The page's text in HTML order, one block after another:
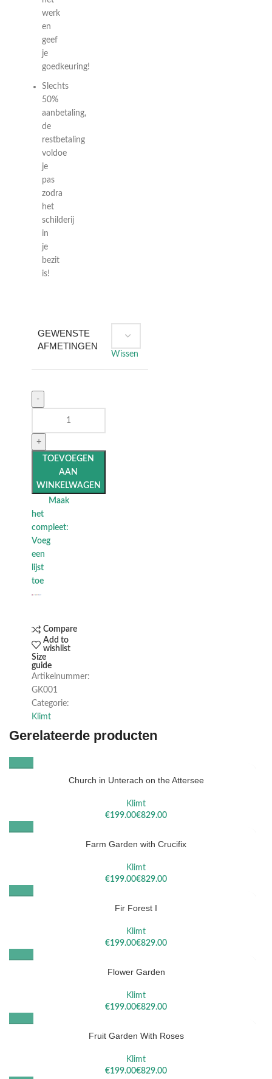
werk
en
geef
je
goedkeuring!
Slechts
50%
aanbetaling,
de
restbetaling
voldoe
je
pas
zodra
het
schilderij
in
je
bezit
is!
GEWENSTE
AFMETINGEN
Wissen
TOEVOEGEN
AAN
WINKELWAGEN
Maak
het
compleet:
Voeg
een
lijst
toe
Compare
Add to
wishlist
Size
guide
Artikelnummer:
GK001
Categorie:
Klimt
Gerelateerde producten
Church in Unterach on the Attersee
Klimt
€
€
Farm Garden with Crucifix
Klimt
€
€
Fir Forest I
Klimt
€
€
Flower Garden
Klimt
€
€
Fruit Garden With Roses
Klimt
€
€